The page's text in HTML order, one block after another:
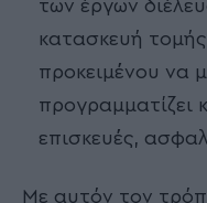
των έργων
κατασκευή
προκειμένου να
προγραμματίζει
επισκευές,
Με αυτόν τον